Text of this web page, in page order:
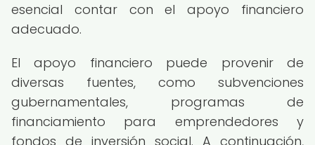
esencial contar con el apoyo financiero
adecuado.
El apoyo financiero puede provenir de
diversas fuentes, como subvenciones
gubernamentales, programas de
financiamiento para emprendedores y
fondos de inversión social. A continuación,